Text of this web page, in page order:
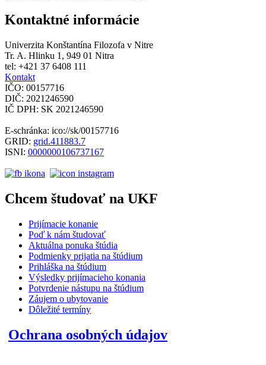
Kontaktné informácie
Univerzita Konštantína Filozofa v Nitre
Tr. A. Hlinku 1, 949 01 Nitra
tel: +421 37 6408 111
Kontakt
IČO: 00157716
DIČ: 2021246590
IČ DPH: SK 2021246590
E-schránka: ico://sk/00157716
GRID: grid.411883.7
ISNI: 0000000106737167
Chcem študovať na UKF
Prijímacie konanie
Poď k nám študovať
Aktuálna ponuka štúdia
Podmienky prijatia na štúdium
Prihláška na štúdium
Výsledky prijímacieho konania
Potvrdenie nástupu na štúdium
Záujem o ubytovanie
Dôležité termíny
Ochrana osobných údajov